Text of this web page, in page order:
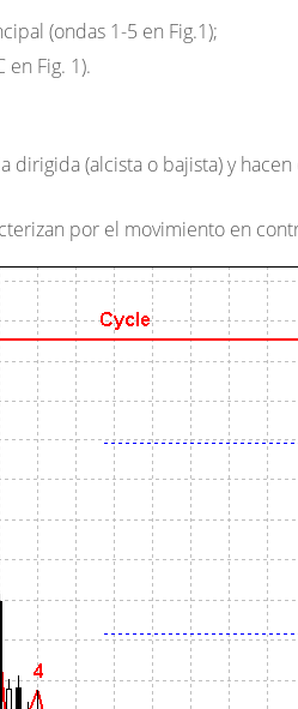
(ondas 1-5 en Fig.1);
en Fig. 1).
(alcista o bajista) y
por el movimiento en